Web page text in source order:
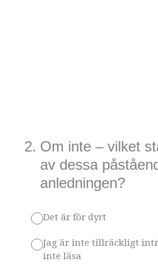
2. Om inte – vilket
av dessa
anledningen?
Det är för dyrt
Jag är inte tillräckligt
inte läsa